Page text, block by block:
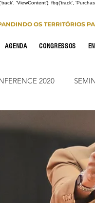
'ViewContent'); fbq('track',
OS TERRITÓRIOS
AGENDA CONGRESSOS
2020
FONTE
INTERNACIONAL
Leitura Bíblica